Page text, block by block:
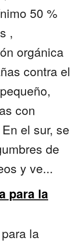
50 %
,
orgánica
contra el
con
el sur, se
de
y ve...
para la
la